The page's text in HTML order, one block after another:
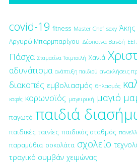
covid-19 fitness Master Chef sexy Άκης
Αργυρώ Μπαρμπαρίγου Δέσποινα Βανδή
Πάσχα Σταματίνα Τσιμτσιλή Χανιά
αδυνάτισμα ανάπτυξη παιδιού ανακλήσεις
διακοπές εμβολιασμός θηλασμός
καφές κορωνοϊός μαγειρική μαγιό
παγωτό παιδιά
παιδικές ταινίες παιδικός σταθμός
παραμύθια σοκολάτα σχολείο
τραγικό συμβάν χειμώνας